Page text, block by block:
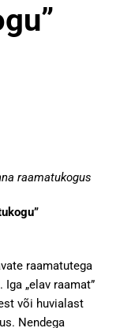
raamatukogus
raamatutega
„elav raamat”
või huvialast
Nendega